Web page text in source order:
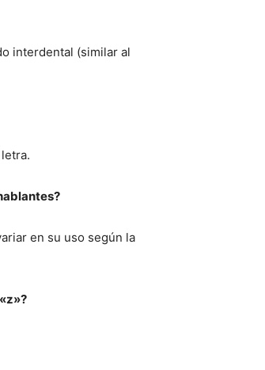
interdental (similar al
en su uso según la